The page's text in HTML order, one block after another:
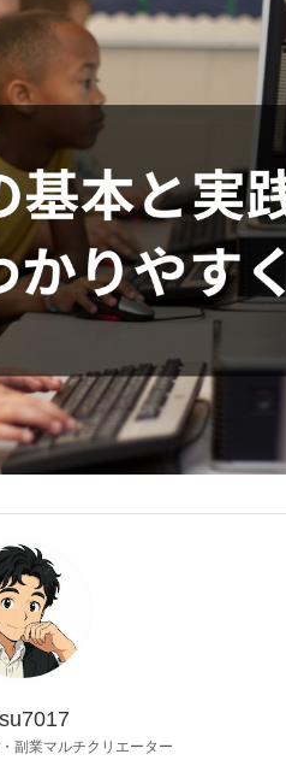
副業マルチクリエーター